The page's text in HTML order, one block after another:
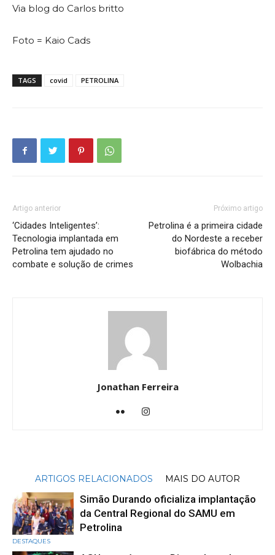
Via blog do Carlos britto
Foto = Kaio Cads
TAGS covid PETROLINA
Artigo anterior
‘Cidades Inteligentes’:
Tecnologia implantada em
Petrolina tem ajudado no
combate e solução de crimes
Próximo artigo
Petrolina é a primeira cidade
do Nordeste a receber
biofábrica do método
Wolbachia
Jonathan Ferreira
ARTIGOS RELACIONADOS MAIS DO AUTOR
DESTAQUES
Simão Durando oficializa implantação
da Central Regional do SAMU em
Petrolina